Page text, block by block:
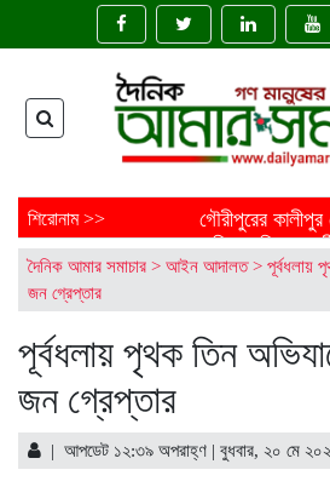
শিরোনাম >>
গৌরীপুরের
জমিদারবাড়ির
ইতিহাসের নীরব
‘মাছে-ভাতে
নতুন জয়গান
ফেনীতে
আয়োজন, বাবাকে
দৈনিক আমার সমাচার > আইন আদালত> পূর্বধলায়
জন গ্রেপ্তার
পূর্বধলায় পৃথক তিন
জন গ্রেপ্তার
| আপডেট ১২:৩৯ অপরাহ্ণ | বুধবার, ২০ মে